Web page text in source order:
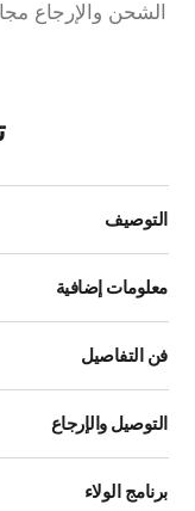
الشحن والإرجاع
التوصيف
معلومات إضافية
فن التفاصيل
التوصيل والإرجاع
برنامج الولاء